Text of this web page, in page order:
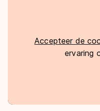
Accepteer de
ervaring